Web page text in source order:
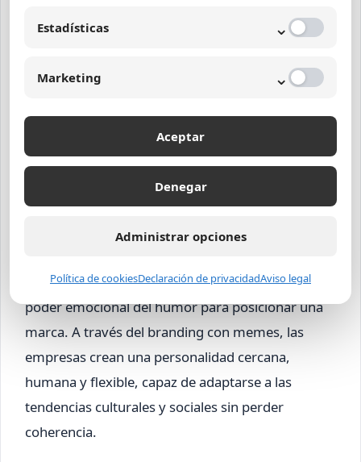
Memes que
no se alinean con los valores corporativos.
No medir resultados:No evaluar el impacto
ni ajustar la estrategia.
Marketing viral con memes y
branding efectivo
publicidad que aprovecha la rápida difusión y el
poder emocional del humor para posicionar una
marca. A través del branding con memes, las
empresas crean una personalidad cercana,
humana y flexible, capaz de adaptarse a las
tendencias culturales y sociales sin perder
coherencia.
Estadísticas ⌄
Marketing ⌄
Aceptar
Denegar
Administrar opciones
Política de cookiesDeclaración de privacidadAviso legal